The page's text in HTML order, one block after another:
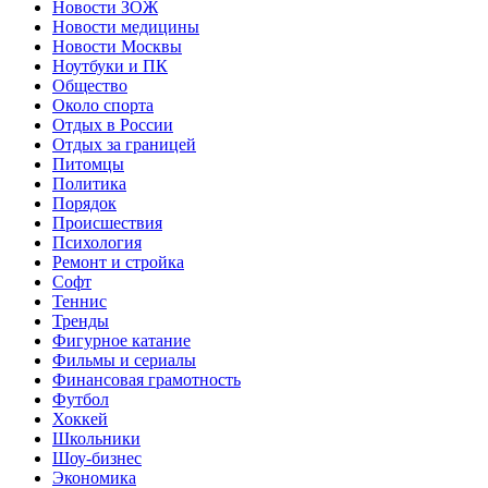
Новости ЗОЖ
Новости медицины
Новости Москвы
Ноутбуки и ПК
Общество
Около спорта
Отдых в России
Отдых за границей
Питомцы
Политика
Порядок
Происшествия
Психология
Ремонт и стройка
Софт
Теннис
Тренды
Фигурное катание
Фильмы и сериалы
Финансовая грамотность
Футбол
Хоккей
Школьники
Шоу-бизнес
Экономика